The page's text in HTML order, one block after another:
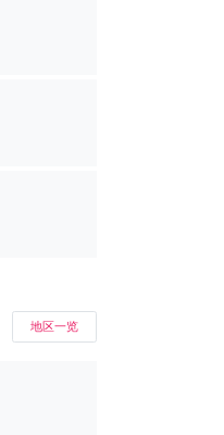
地区一览